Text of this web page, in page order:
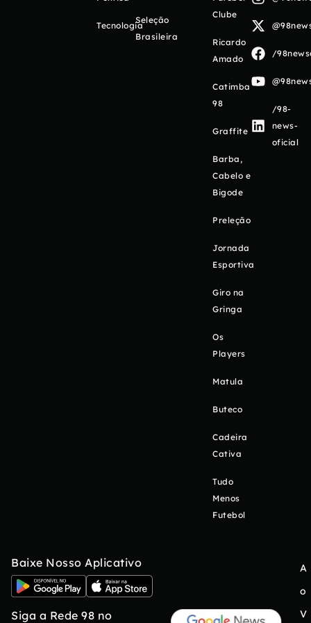
Tecnologia
Seleção
Brasileira
Clube
Ricardo
Amado
Catimba
98
Graffite
Barba,
Cabelo e
Bigode
Preleção
Jornada
Esportiva
Giro na
Gringa
Os
Players
Matula
Buteco
Cadeira
Cativa
Tudo
Menos
Futebol
/
/98-
news-
oficial
Baixe Nosso Aplicativo
Siga a Rede 98 no
A
o
V